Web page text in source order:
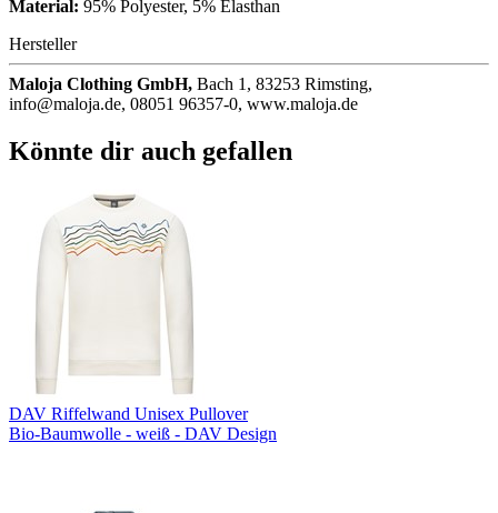
Material: 95% Polyester, 5% Elasthan
Hersteller
Maloja Clothing GmbH, Bach 1, 83253 Rimsting,
info@maloja.de, 08051 96357-0, www.maloja.de
Könnte dir auch gefallen
DAV Riffelwand Unisex Pullover
Bio-Baumwolle - weiß - DAV Design